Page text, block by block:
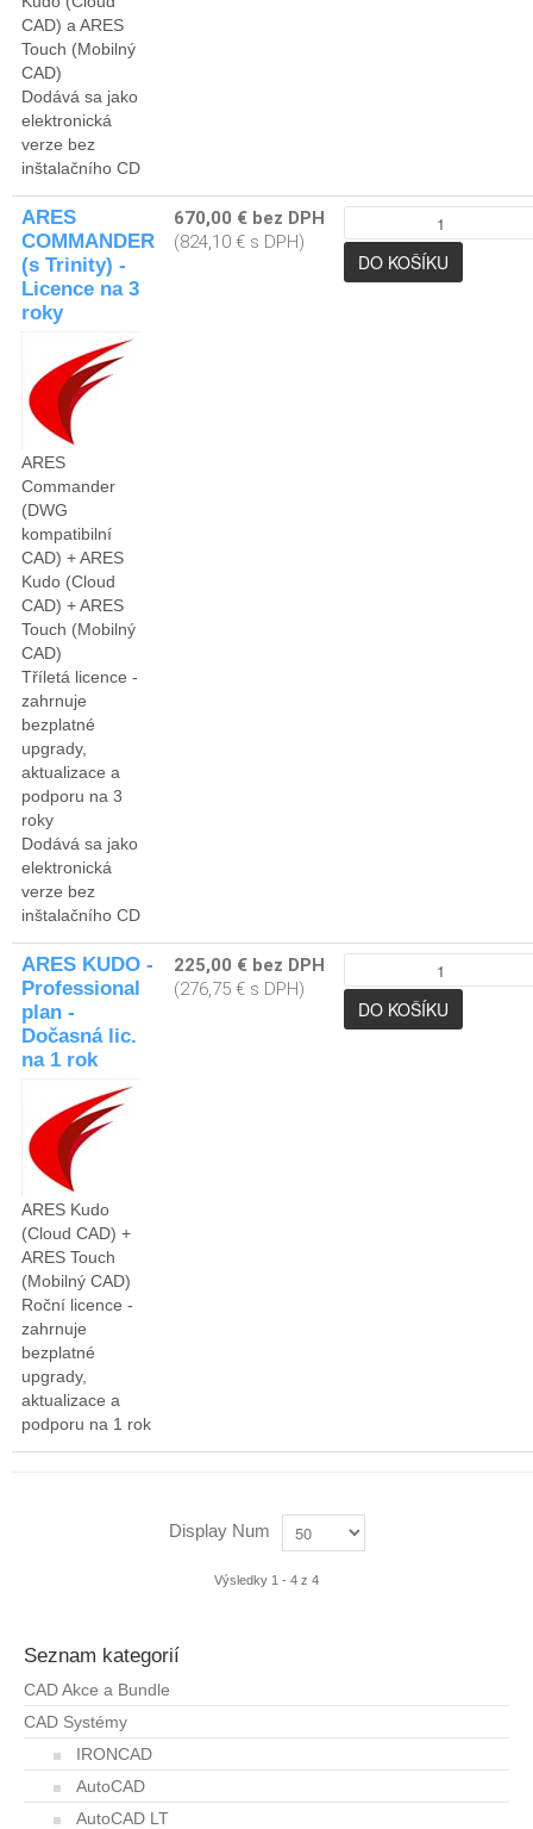
CAD) a ARES
Touch (Mobilný
CAD)
Dodává sa jako
elektronická
verze bez
inštalačního CD
ARES
COMMANDER
(s Trinity) -
Licence na 3
roky
ARES
Commander
(DWG
kompatibilní
CAD) + ARES
Kudo (Cloud
CAD) + ARES
Touch (Mobilný
CAD)
Tříletá licence -
zahrnuje
bezplatné
upgrady,
aktualizace a
podporu na 3
roky
Dodává sa jako
elektronická
verze bez
inštalačního CD
670,00 € bez DPH
(824,10 € s DPH)
ARES KUDO -
Professional
plan -
Dočasná lic.
na 1 rok
ARES Kudo
(Cloud CAD) +
ARES Touch
(Mobilný CAD)
Roční licence -
zahrnuje
bezplatné
upgrady,
aktualizace a
podporu na 1 rok
225,00 € bez DPH
(276,75 € s DPH)
Display Num
Výsledky 1 - 4 z 4
Seznam kategorií
CAD Akce a Bundle
CAD Systémy
IRONCAD
AutoCAD
AutoCAD LT